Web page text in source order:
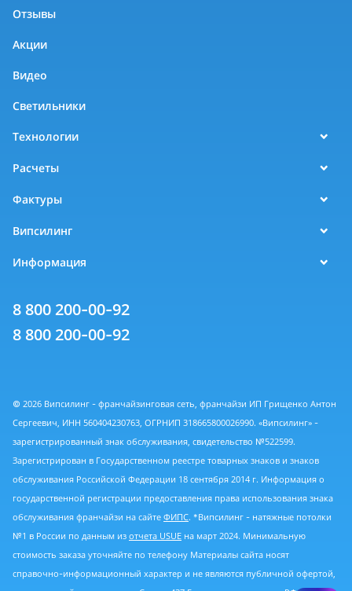
Отзывы
Акции
Видео
Светильники
Технологии
Расчеты
Фактуры
Випсилинг
Информация
8 800 200-00-92
8 800 200-00-92
© 2026 Випсилинг - франчайзинговая сеть, франчайзи ИП Грищенко Антон
Сергеевич, ИНН 560404230763, ОГРНИП 318665800026990. «Випсилинг» -
зарегистрированный знак обслуживания, свидетельство №522599.
Зарегистрирован в Государственном реестре товарных знаков и знаков
обслуживания Российской Федерации 18 сентября 2014 г. Информация о
государственной регистрации предоставления права использования знака
обслуживания франчайзи на сайте ФИПС. *Випсилинг - натяжные потолки
№1 в России по данным из отчета USUE на март 2024. Минимальную
стоимость заказа уточняйте по телефону Материалы сайта носят
справочно-информационный характер и не являются публичной офертой,